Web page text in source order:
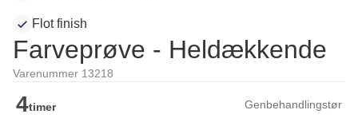
Flot finish
Farveprøve - Heldækkende
Varenummer 13218
4timer Genbehandlingstør